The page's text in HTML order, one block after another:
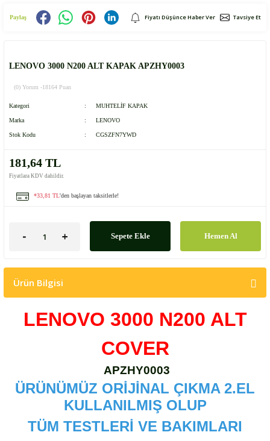
Paylaş Fiyatı Düşünce Haber Ver Tavsiye Et
LENOVO 3000 N200 ALT KAPAK APZHY0003
(0) Yorum -18164 Puan
Kategori MUHTELİF KAPAK
Marka LENOVO
Stok Kodu CGSZFN7YWD
181,64 TL
Fiyatlara KDV dahildir.
*33,81 TL'den başlayan taksitlerle!
Sepete Ekle Hemen Al
Ürün Bilgisi
LENOVO 3000 N200 ALT
COVER
APZHY0003
ÜRÜNÜMÜZ ORİJİNAL ÇIKMA 2.EL
KULLANILMIŞ OLUP
TÜM TESTLERİ VE BAKIMLARI